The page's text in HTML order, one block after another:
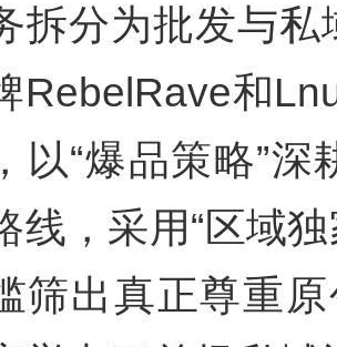
拆分为批发与
RebelRave和
以“爆品策略”
线，采用“区域
筛出真正尊重